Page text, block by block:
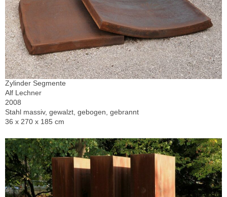
Zylinder Segmente
Alf Lechner
2008
Stahl massiv, gewalzt, gebogen, gebrannt
36 x 270 x 185 cm